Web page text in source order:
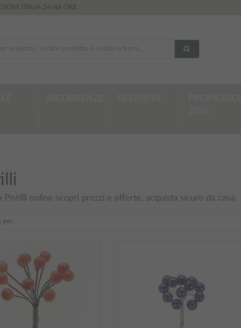
ITALIA 24/48 ORE
Pistilli online scopri prezzi e offerte, acquista sicuro da casa.